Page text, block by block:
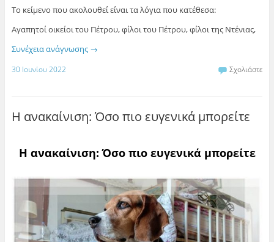
Το κείμενο που ακολουθεί είναι τα λόγια που κατέθεσα:
Αγαπητοί οικείοι του Πέτρου, φίλοι του Πέτρου, φίλοι της Ντένιας,
Συνέχεια ανάγνωσης →
30 Ιουνίου 2022 Σχολιάστε
Η ανακαίνιση: Όσο πιο ευγενικά μπορείτε
Η ανακαίνιση: Όσο πιο ευγενικά μπορείτε